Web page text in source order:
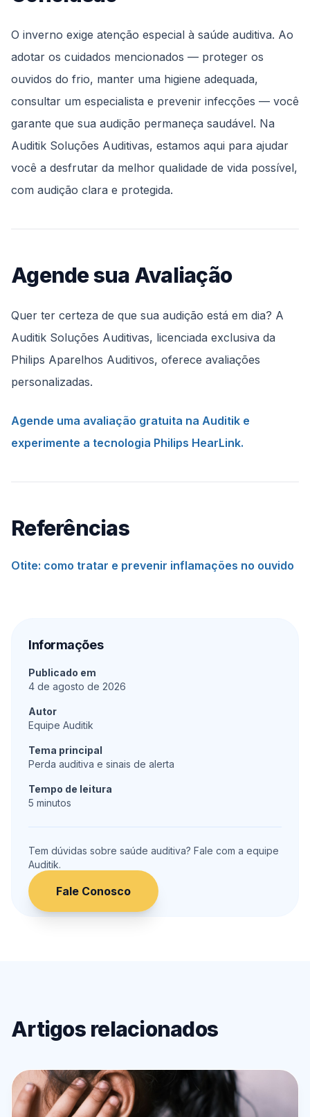
O inverno exige atenção especial à saúde auditiva. Ao
adotar os cuidados mencionados — proteger os
ouvidos do frio, manter uma higiene adequada,
consultar um especialista e prevenir infecções — você
garante que sua audição permaneça saudável. Na
Auditik Soluções Auditivas, estamos aqui para ajudar
você a desfrutar da melhor qualidade de vida possível,
com audição clara e protegida.
Agende sua Avaliação
Quer ter certeza de que sua audição está em dia? A
Auditik Soluções Auditivas, licenciada exclusiva da
Philips Aparelhos Auditivos, oferece avaliações
personalizadas.
Agende uma avaliação gratuita na Auditik e
experimente a tecnologia Philips HearLink.
Referências
Otite: como tratar e prevenir inflamações no ouvido
Informações
Publicado em
4 de agosto de 2026
Autor
Equipe Auditik
Tema principal
Perda auditiva e sinais de alerta
Tempo de leitura
5 minutos
Tem dúvidas sobre saúde auditiva? Fale com a equipe
Auditik.
Fale Conosco
Artigos relacionados